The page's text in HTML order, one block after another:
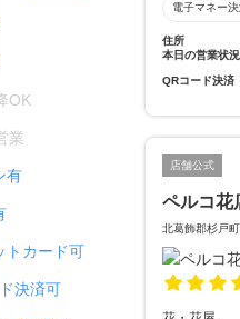
電子マネー
住所
本日の営業状況
QRコード決済
店舗公式
ペルコ花
北葛飾郡杉戸
OK
業
有
トカード可
決済可